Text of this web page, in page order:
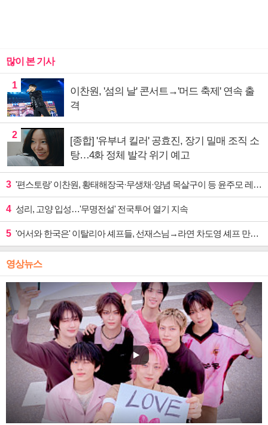
많이 본 기사
1
이찬원, '섬의 날' 콘서트→'머드 축제' 연속 출
격
2
[종합] '유부녀 킬러' 공효진, 장기 밀매 조직 소
탕…4화 정체 발각 위기 예고
3 '편스토랑' 이찬원, 황태해장국·무생채·양념 목살구이 등 윤주모 레시피 섭렵
4 성리, 고양 입성…'무명전설' 전국투어 열기 지속
5 '어서와 한국은' 이탈리아 셰프들, 선재스님→라연 차도영 셰프 만난다
영상뉴스